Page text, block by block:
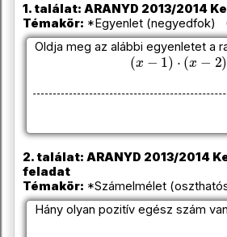
1. találat: ARANYD 2013/2014
Témakör: *Egyenlet (negyedfok)
Oldja meg az alábbi egyenletet a
(x −1)⋅(x−2)⋅(x
2. találat: ARANYD 2013/2014
feladat
Témakör: *Számelmélet
Hány olyan pozitív egész szám